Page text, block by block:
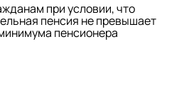
при условии, что
пенсия не превышает
пенсионера